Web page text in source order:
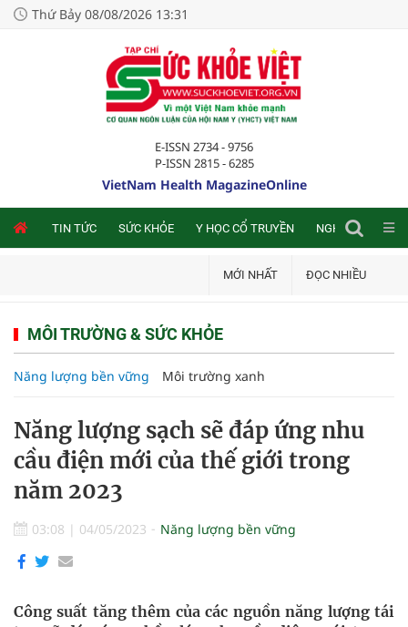
Thứ Bảy 08/08/2026 13:31
E-ISSN 2734 - 9756
P-ISSN 2815 - 6285
VietNam Health MagazineOnline
TIN TỨC SỨC KHỎE Y HỌC CỔ TRUYỀN NGHIÊN CỨU
MỚI NHẤT ĐỌC NHIỀU
MÔI TRƯỜNG & SỨC KHỎE
Năng lượng bền vững Môi trường xanh
Năng lượng sạch sẽ đáp ứng nhu
cầu điện mới của thế giới trong
năm 2023
03:08 | 04/05/2023 Năng lượng bền vững
Công suất tăng thêm của các nguồn năng lượng tái